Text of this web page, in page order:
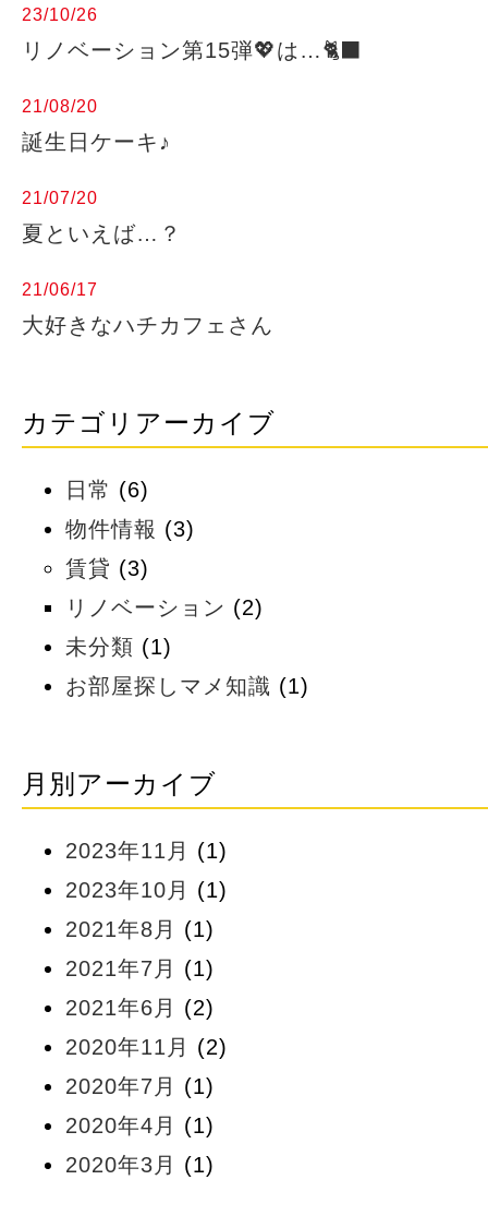
23/10/26
リノベーション第15弾💖は…🐈‍⬛
21/08/20
誕生日ケーキ♪
21/07/20
夏といえば…？
21/06/17
大好きなハチカフェさん
カテゴリアーカイブ
日常 (6)
物件情報 (3)
賃貸 (3)
リノベーション (2)
未分類 (1)
お部屋探しマメ知識 (1)
月別アーカイブ
2023年11月
(1)
2023年10月
(1)
2021年8月
(1)
2021年7月
(1)
2021年6月
(2)
2020年11月
(2)
2020年7月
(1)
2020年4月
(1)
2020年3月
(1)